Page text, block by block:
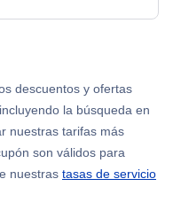
descuentos y ofertas
la búsqueda en
nuestras tarifas más
son válidos para
nuestras tasas de servicio